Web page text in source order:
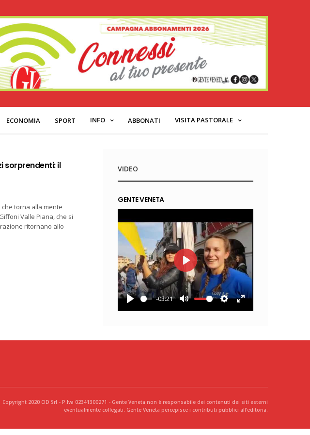
ECONOMIA SPORT INFO ABBONATI VISITA PASTORALE
sorprendenti: il
torna alla mente
Valle Piana, che si
ritornano allo
VIDEO
GENTE VENETA
-03:21
Play
Copyright 2020 CID Srl - P.Iva 02341300271 - Gente Veneta non è responsabile dei contenuti dei siti esterni
eventualmente collegati. Gente Veneta percepisce i contributi pubblici all’editoria.